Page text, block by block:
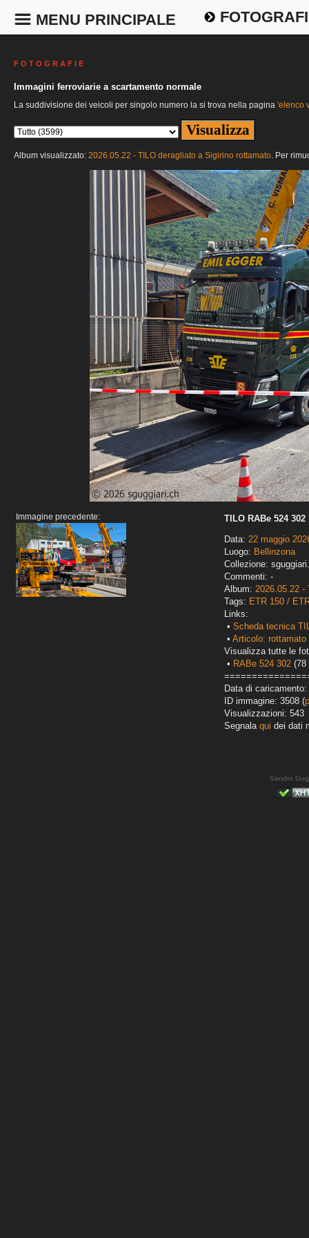
MENU PRINCIPALE
F O T O G R A F I E
Immagini ferroviarie a scartamento normale
La suddivisione dei veicoli per singolo numero la si trova nella pagina 'elenco
Album visualizzato: 2026.05.22 - TILO deragliato a Sigirino rottamato. Per
Immagine precedente:
TILO RABe 524 302
Data: 22 maggio
Luogo: Bellinzona
Collezione:
Commenti: -
Album: 2026.05.22 -
Tags: ETR 150 /
Links:
• Scheda tecnica
• Articolo:
Visualizza tutte le
• RABe 524 302 (78
Data di
ID immagine: 3508 (
Visualizzazioni: 543
Segnala qui dei dati
Sandro